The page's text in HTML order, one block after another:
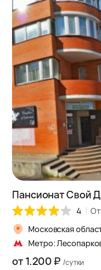
Пансионат Свой
4
Московская
Метро:
от 1.200 ₽ /сутки